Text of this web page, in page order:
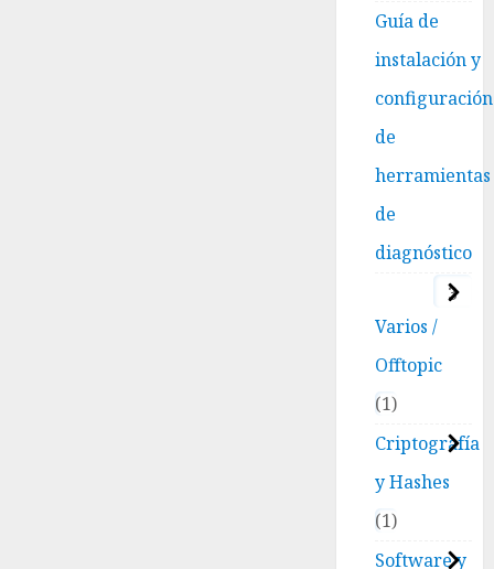
Guía de
instalación y
configuración
de
herramientas
de
diagnóstico
3
Varios /
Offtopic
1
Criptografía
y Hashes
1
Software y